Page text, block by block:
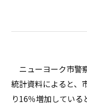
ニューヨーク市警
統計資料によると、
り16％増加している